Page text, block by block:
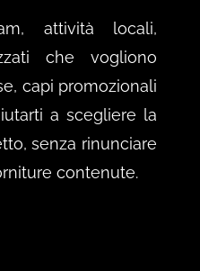
attività locali,
che vogliono
capi promozionali
a scegliere la
senza rinunciare
contenute.